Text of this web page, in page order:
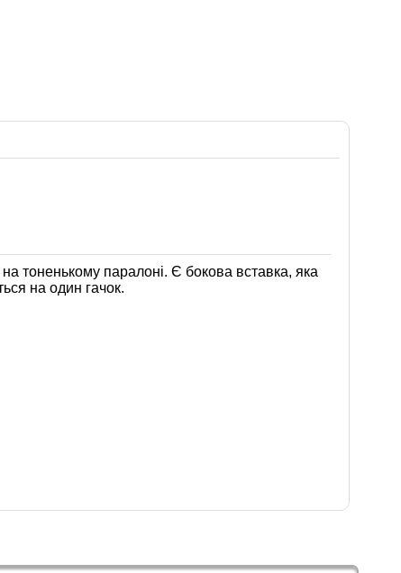
тоненькому паралоні. Є бокова вставка, яка
на один гачок.